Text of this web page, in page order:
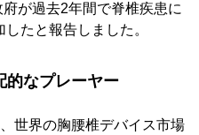
が過去2年間で脊椎疾患に
たと報告しました。
的なプレーヤー
世界の胸腰椎デバイス市場